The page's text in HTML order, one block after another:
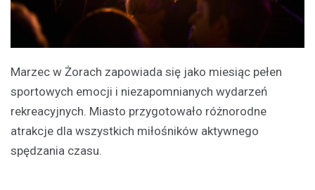
Marzec w Żorach zapowiada się jako miesiąc pełen
sportowych emocji i niezapomnianych wydarzeń
rekreacyjnych. Miasto przygotowało różnorodne
atrakcje dla wszystkich miłośników aktywnego
spędzania czasu.